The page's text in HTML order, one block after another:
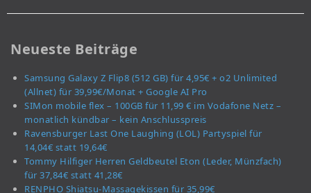
Neueste Beiträge
Samsung Galaxy Z Flip8 (512 GB) für 4,95€ + o2 Unlimited
(Allnet) für 39,99€/Monat + Google AI Pro
SIMon mobile flex – 100GB für 11,99 € im Vodafone Netz –
monatlich kündbar – kein Anschlusspreis
Ravensburger Last One Laughing (LOL) Partyspiel für
14,04€ statt 19,64€
Tommy Hilfiger Herren Geldbeutel Eton (Leder, Münzfach)
für 37,84€ statt 41,28€
RENPHO Shiatsu-Massagekissen für 35,99€